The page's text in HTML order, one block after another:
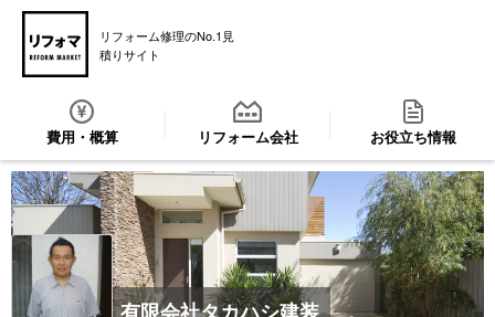
リフォーム修理のNo.1見
積りサイト
費用・概算 リフォーム会社 お役立ち情報
有限会社タカハシ建装